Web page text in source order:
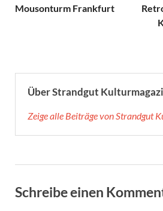
Mousonturm Frankfurt
Über Strandgut
Zeige alle Beiträge von Strandgut
Schreibe einen